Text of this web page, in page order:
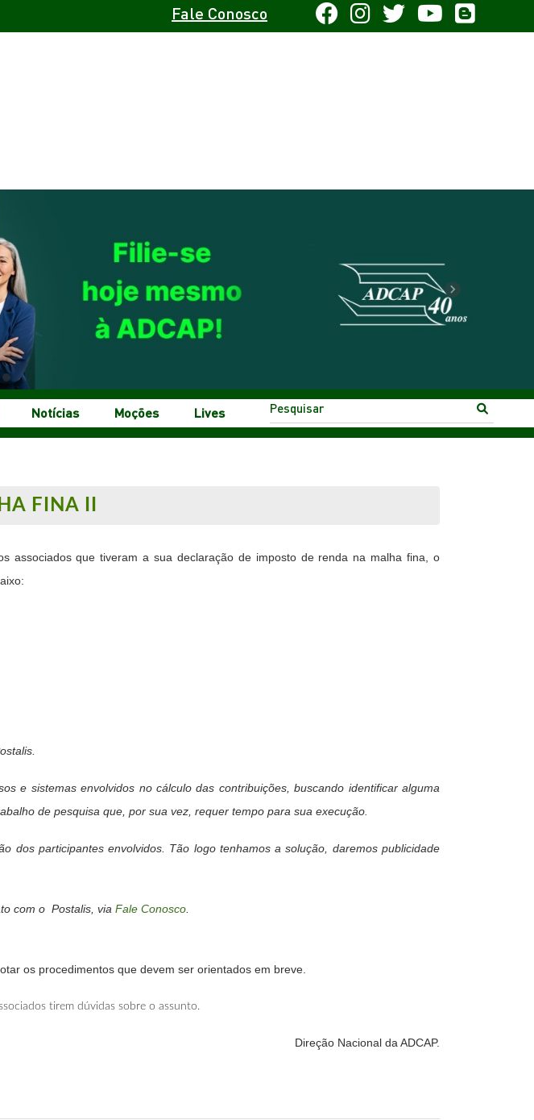
Fale Conosco
Next
Notícias Moções Lives
FINA II
associados que tiveram a sua declaração de imposto de renda na malha fina, o
e sistemas envolvidos no cálculo das contribuições, buscando identificar alguma
de pesquisa que, por sua vez, requer tempo para sua execução.
dos participantes envolvidos. Tão logo tenhamos a solução, daremos publicidade
com o Postalis, via Fale Conosco
os procedimentos que devem ser orientados em breve.
tirem dúvidas sobre o assunto.
Direção Nacional da ADCAP.